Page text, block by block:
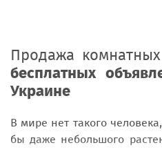
Продажа
бесплатных
Украине
В мире нет такого
бы даже небольшого